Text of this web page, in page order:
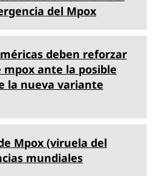
del Mpox
deben reforzar
mpox ante la posible
la nueva variante
Mpox (viruela del
mundiales